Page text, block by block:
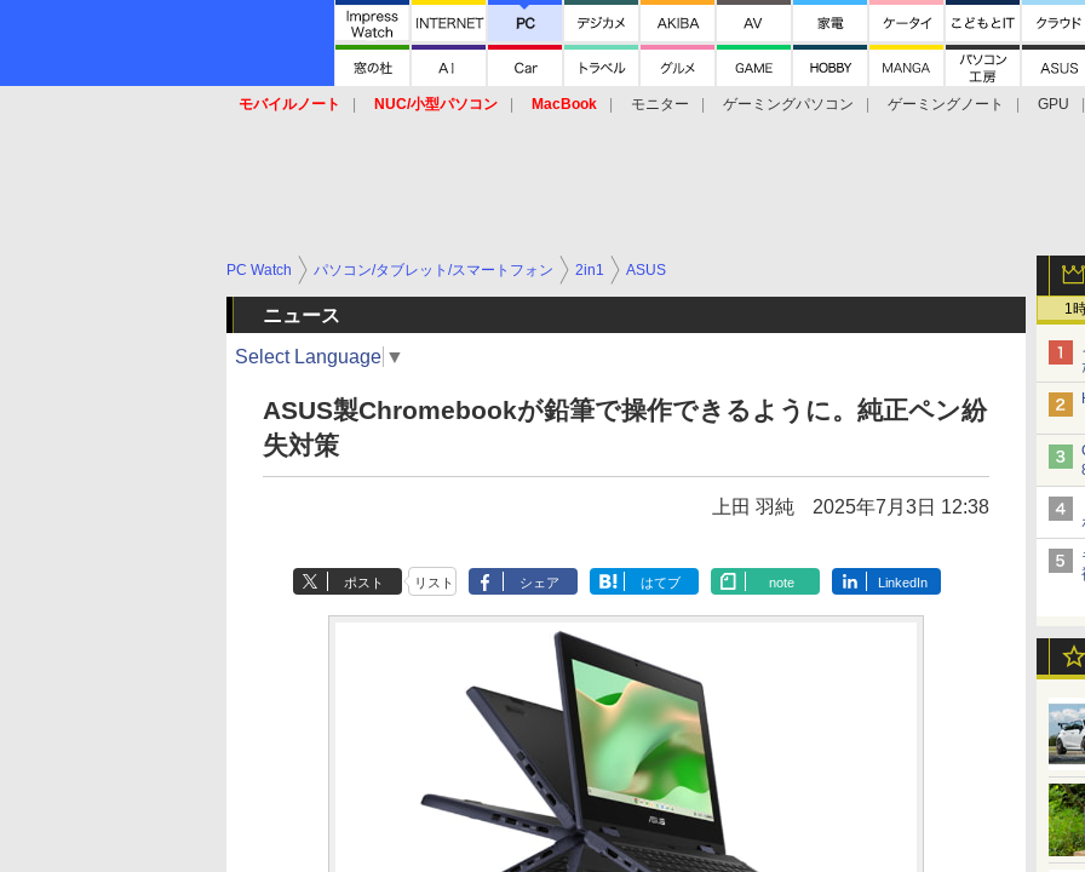
モバイルノート NUC/小型パソコン MacBook モニター ゲーミングパソコン ゲーミングノート
GPU
1
PC Watch パソコン/タブレット/スマートフォン 2in1 ASUS
ニュース
Select Language ▼
ASUS製Chromebookが鉛筆で操作できるように。純正ペン紛
失対策
上田 羽純 2025年7月3日 12:38
ポスト リスト シェア はてブ note LinkedIn